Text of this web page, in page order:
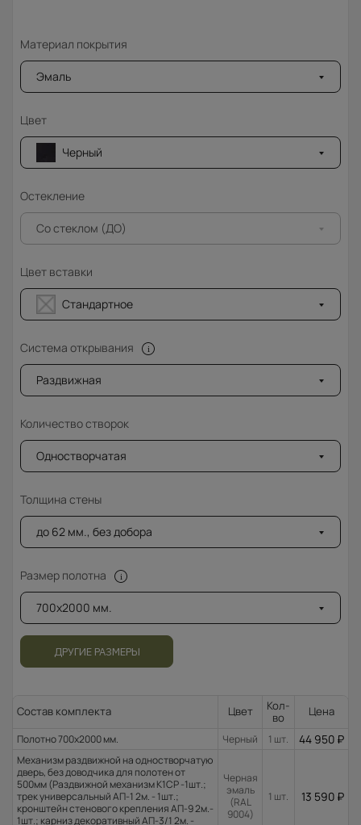
Материал покрытия
Эмаль
Цвет
Черный
Остекление
Со стеклом (ДО)
Цвет вставки
Стандартное
Система открывания
Раздвижная
Количество створок
Одностворчатая
Толщина стены
до 62 мм., без добора
Размер полотна
700x2000 мм.
ДРУГИЕ РАЗМЕРЫ
Состав комплекта Цвет
Кол-
во
Цена
Полотно 700x2000 мм. Черный 1 шт. 44 950 ₽
Механизм раздвижной на одностворчатую
дверь, без доводчика для полотен от
500мм (Раздвижной механизм К1СР -1шт.;
трек универсальный АП-1 2м. - 1шт.;
кронштейн стенового крепления АП-9 2м.-
1шт.; карниз декоративный АП-3/1 2м. -
Черная
эмаль
(RAL
9004)
1 шт. 13 590 ₽